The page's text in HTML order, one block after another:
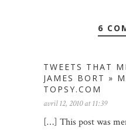
6
TWEETS THAT
JAMES BORT »
TOPSY.COM
avril 12, 2010 at 11:39
[…] This post was